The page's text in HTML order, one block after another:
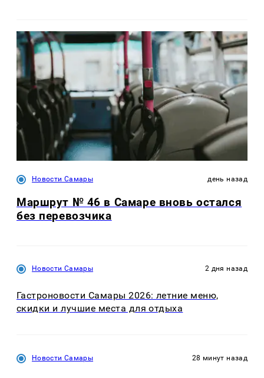
Новости Самары день назад
Маршрут № 46 в Самаре вновь остался
без перевозчика
Новости Самары 2 дня назад
Гастроновости Самары 2026: летние меню,
скидки и лучшие места для отдыха
Новости Самары 28 минут назад